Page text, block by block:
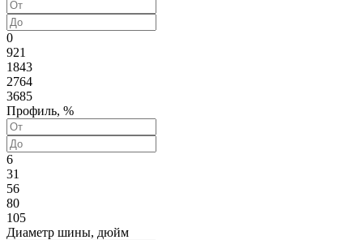
0
921
1843
2764
3685
Профиль, %
6
31
56
80
105
Диаметр шины, дюйм